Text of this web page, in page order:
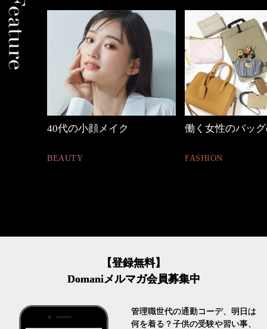
40代の小顔メイク
BEAUTY
働く女性のバッグ
FASHION
【登録無料】
Domaniメルマガ会員募集中
管理職世代の通勤コーデ、明日は
何を着る？子供の受験や習い事、